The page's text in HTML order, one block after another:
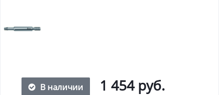
В наличии 1 454 руб.